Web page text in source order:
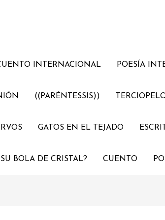
INTERNACIONAL POESÍA
((PARÉNTESSIS))
GATOS EN EL TEJADO
BOLA DE CRISTAL? CUENTO